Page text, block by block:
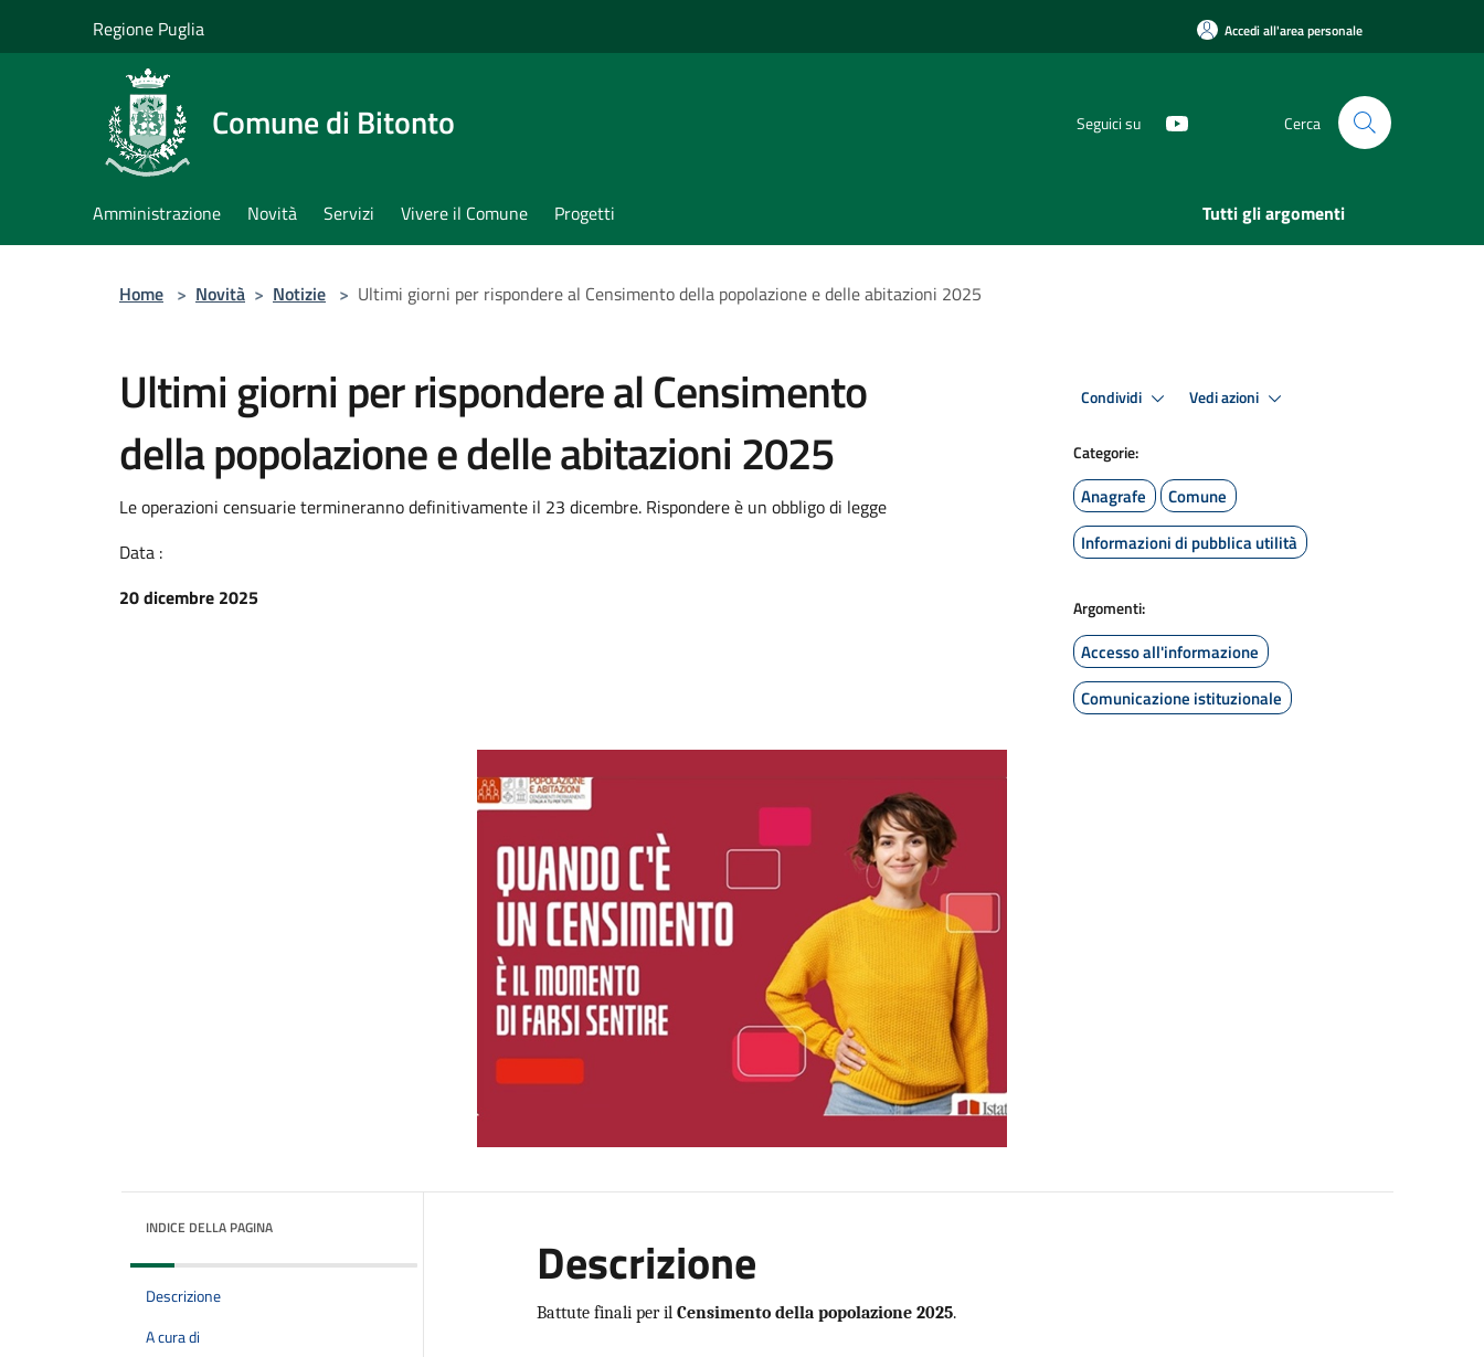
Regione Puglia Accedi all'area personale
Comune di Bitonto Seguici su Cerca
Amministrazione Novità Servizi Vivere il Comune Progetti Tutti gli argomenti
Home > Novità > Notizie > Ultimi giorni per rispondere al Censimento della popolazione e delle abitazioni 2025
Ultimi giorni per rispondere al Censimento
della popolazione e delle abitazioni 2025
Le operazioni censuarie termineranno definitivamente il 23 dicembre. Rispondere è un obbligo di legge
Data :
20 dicembre 2025
Condividi Vedi azioni
Categorie:
Anagrafe
Comune
Informazioni di pubblica utilità
Argomenti:
Accesso all'informazione
Comunicazione istituzionale
INDICE DELLA PAGINA
Descrizione
A cura di
Descrizione
Battute finali per ilCensimento della popolazione 2025.